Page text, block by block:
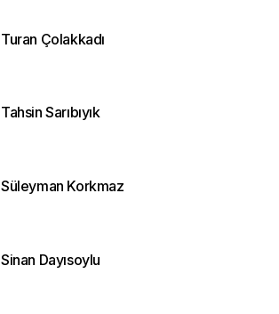
Turan Çolakkadı
Tahsin Sarıbıyık
Süleyman Korkmaz
Sinan Dayısoylu